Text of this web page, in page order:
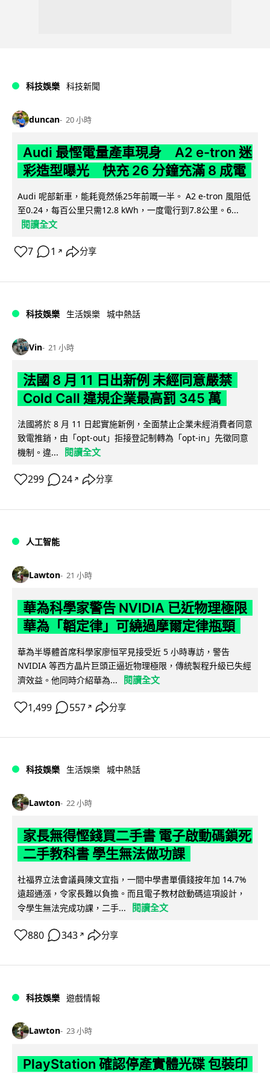
科技娛樂 科技新聞
duncan 20 小時
Audi 最慳電量產車現身 A2 e-tron 迷
彩造型曝光 快充 26 分鐘充滿 8 成電
Audi 呢部新車，能耗竟然係25年前嘅一半。 A2 e-tron 風阻低
至0.24，每百公里只需12.8 kWh，一度電行到7.8公里。6...
閱讀全文
7 1 ↗ 分享
科技娛樂 生活娛樂 城中熱話
Vin 21 小時
法國 8 月 11 日出新例 未經同意嚴禁
Cold Call 違規企業最高罰 345 萬
法國將於 8 月 11 日起實施新例，全面禁止企業未經消費者同意
致電推銷，由「opt-out」拒接登記制轉為「opt-in」先徵同意
機制。違...
閱讀全文
299 24 ↗ 分享
人工智能
Lawton 21 小時
華為科學家警告 NVIDIA 已近物理極限
華為「韜定律」可繞過摩爾定律瓶頸
華為半導體首席科學家廖恒罕見接受近 5 小時專訪，警告
NVIDIA 等西方晶片巨頭正逼近物理極限，傳統製程升級已失經
濟效益。他同時介紹華為...
閱讀全文
1,499 557 ↗ 分享
科技娛樂 生活娛樂 城中熱話
Lawton 22 小時
家長無得慳錢買二手書 電子啟動碼鎖死
二手教科書 學生無法做功課
社福界立法會議員陳文宜指，一間中學書單價錢按年加 14.7%
遠超通漲，令家長難以負擔。而且電子教材啟動碼這項設計，
令學生無法完成功課，二手...
閱讀全文
880 343 ↗ 分享
科技娛樂 遊戲情報
Lawton 23 小時
PlayStation 確認停產實體光碟 包裝印